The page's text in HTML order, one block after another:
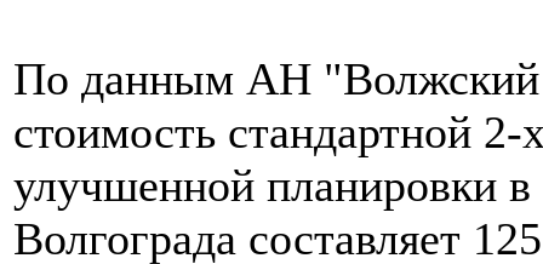
По данным АН "Волжский
стоимость стандартной
улучшенной планировки
Волгограда составляет